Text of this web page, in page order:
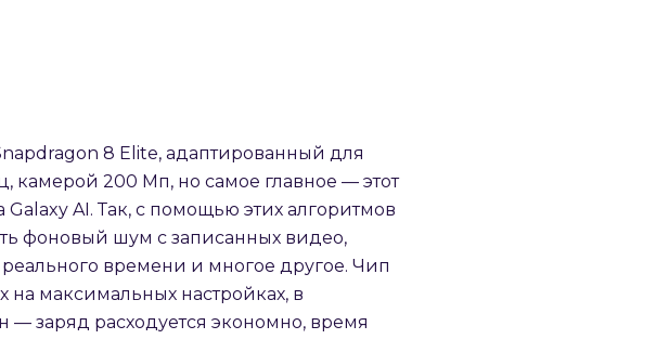
8 Elite, адаптированный для
камерой 200 Мп, но самое главное — этот
AI. Так, с помощью этих алгоритмов
фоновый шум с записанных видео,
времени и многое другое. Чип
максимальных настройках, в
заряд расходуется экономно, время
51